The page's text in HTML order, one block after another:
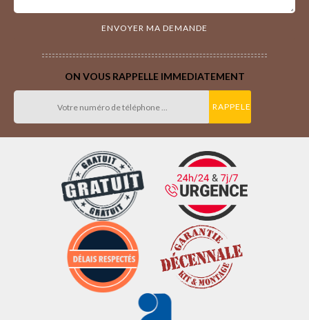
ON VOUS RAPPELLE IMMEDIATEMENT